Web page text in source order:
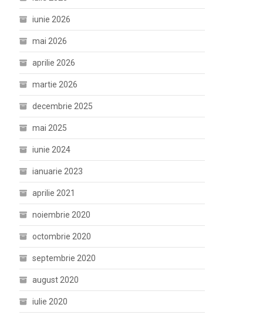
iunie 2026
mai 2026
aprilie 2026
martie 2026
decembrie 2025
mai 2025
iunie 2024
ianuarie 2023
aprilie 2021
noiembrie 2020
octombrie 2020
septembrie 2020
august 2020
iulie 2020